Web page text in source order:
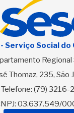
Serviço Social do
Regional
Thomaz, 235, São
Telefone: (79) 3216-
03.637.549/